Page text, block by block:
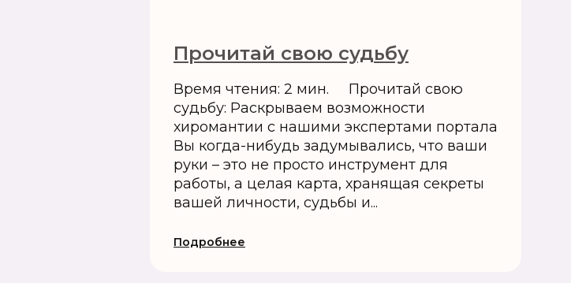
Прочитай свою судьбу
Время чтения: 2 мин. Прочитай свою
судьбу: Раскрываем возможности
хиромантии с нашими экспертами портала
Вы когда-нибудь задумывались, что ваши
руки – это не просто инструмент для
работы, а целая карта, хранящая секреты
вашей личности, судьбы и...
Подробнее